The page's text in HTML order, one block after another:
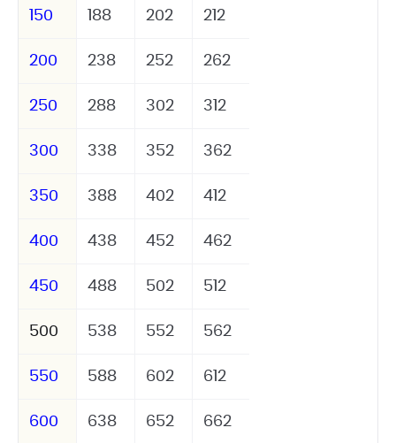
150 188 202 212
200 238 252 262
250 288 302 312
300 338 352 362
350 388 402 412
400 438 452 462
450 488 502 512
500 538 552 562
550 588 602 612
600 638 652 662